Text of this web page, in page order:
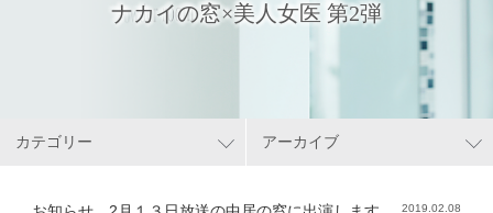
ナカイの窓×美人女医 第2弾
カテゴリー アーカイブ
2019.02.08